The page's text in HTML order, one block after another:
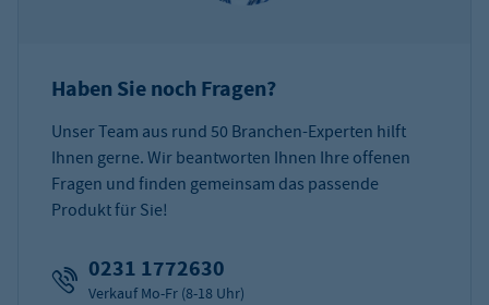
Haben Sie noch Fragen?
Unser Team aus rund 50 Branchen-Experten hilft
Ihnen gerne. Wir beantworten Ihnen Ihre offenen
Fragen und finden gemeinsam das passende
Produkt für Sie!
0231 1772630
Verkauf Mo-Fr (8-18 Uhr)